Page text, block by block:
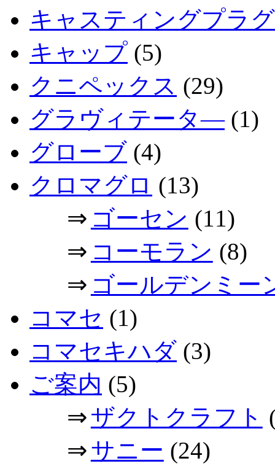
キャスティングプラ
キャップ (5)
クニペックス (29)
グラヴィテータ―(1)
グローブ (4)
クロマグロ (13)
⇒ ゴーセン (11)
⇒ コーモラン (8)
⇒ ゴールデンミー
コマセ (1)
コマセキハダ (3)
ご案内 (5)
⇒ザクトクラフト
⇒サニー (24)